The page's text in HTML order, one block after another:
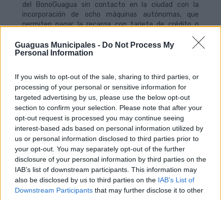
Guaguas Municipales - Do Not Process My
Personal Information
If you wish to opt-out of the sale, sharing to third parties, or
processing of your personal or sensitive information for
targeted advertising by us, please use the below opt-out
section to confirm your selection. Please note that after your
opt-out request is processed you may continue seeing
interest-based ads based on personal information utilized by
us or personal information disclosed to third parties prior to
your opt-out. You may separately opt-out of the further
disclosure of your personal information by third parties on the
IAB’s list of downstream participants. This information may
also be disclosed by us to third parties on the IAB’s List of
Downstream Participants that may further disclose it to other
del BonoGuagua sin contacto en la ciudad con la
incorporación de ocho máquinas autónomas, que
permiten pagar la recarga con tarjeta de crédito o
del día, lo que facilita las operaciones de los usuarios sin
tener que preocuparse del horario.
Las ocho nuevas máquinas, que ya se encuentran
distribuidas en la terminal de guaguas del Teatro Pérez
Galdós, Hoya de la Plata, Parque de Santa Catalina,
Plaza del Pino, San Telmo (Estación), Obelisco, Felo
Monzón (Hipercor) y Mesa y López (Radio Ecca), se unen
a la red comercial de la compañía municipal, que ya
cuenta con 240 establecimientos colaboradores, tres
oficinas comerciales y la Estación de San Telmo,
además de las máquinas autónomas de recarga
localizadas en el interior de dependencias municipales,
centros comerciales o bibliotecas.
Actualmente, los aparatos interiores se ubican en las